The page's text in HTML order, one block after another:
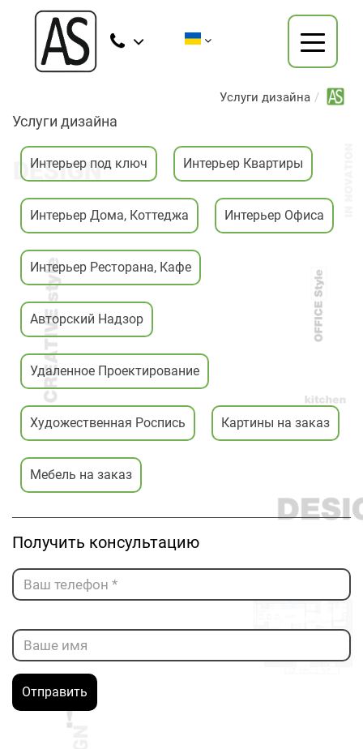
Услуги дизайна
Услуги дизайна
Интерьер под ключ Интерьер Квартиры
Интерьер Дома, Коттеджа Интерьер Офиса
Интерьер Ресторана, Кафе
Авторский Надзор
Удаленное Проектирование
Художественная Роспись Картины на заказ
Мебель на заказ
Получить консультацию
Отправить